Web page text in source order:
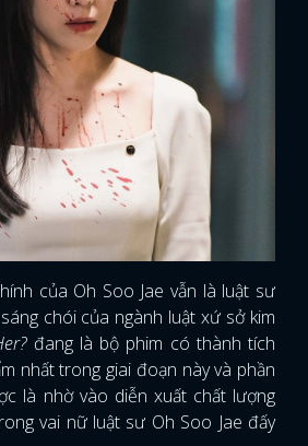
của Oh Soo Jae vẫn là luật sư
chói của ngành luật xứ sở kim
đang là bộ phim có thành tích
nhất trong giai đoạn này và phần
là nhờ vào diễn xuất chất lượng
vai nữ luật sư Oh Soo Jae đấy